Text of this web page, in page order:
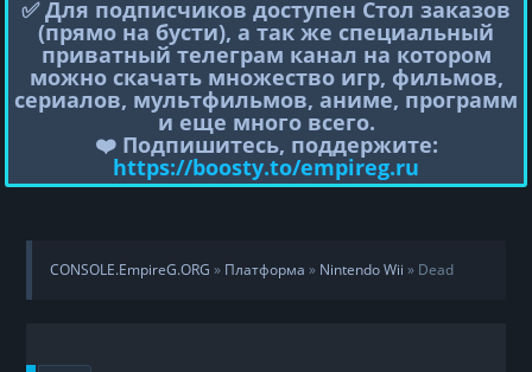
✅ Для подписчиков доступен Стол заказов
(прямо на бусти), а так же специальный
приватный телеграм канал на котором
можно скачать множество игр, фильмов,
сериалов, мультфильмов, аниме, программ
и еще много всего.
❤️ Подпишитесь, поддержите:
https://boosty.to/empireg.ru
CONSOLE.EmpireG.ORG » Платформа » Nintendo Wii » Dead